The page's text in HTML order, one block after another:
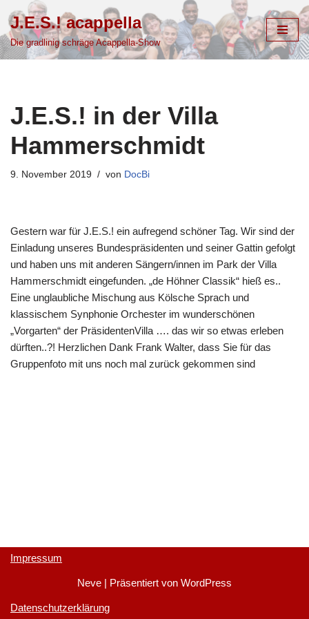
Zum
Inhalt
J.E.S.! acappella
Die gradlinig schräge Acappella-Show
J.E.S.! in der Villa
Hammerschmidt
9. November 2019 von DocBi
Gestern war für J.E.S.! ein aufregend schöner Tag. Wir sind der
Einladung unseres Bundespräsidenten und seiner Gattin gefolgt
und haben uns mit anderen Sängern/innen im Park der Villa
Hammerschmidt eingefunden. „de Höhner Classik“ hieß es..
Eine unglaubliche Mischung aus Kölsche Sprach und
klassischem Synphonie Orchester im wunderschönen
„Vorgarten“ der PräsidentenVilla …. das wir so etwas erleben
dürften..?! Herzlichen Dank Frank Walter, dass Sie für das
Gruppenfoto mit uns noch mal zurück gekommen sind
Impressum
Neve | Präsentiert von WordPress
Datenschutzerklärung